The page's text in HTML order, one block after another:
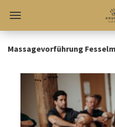
Massagevorführung